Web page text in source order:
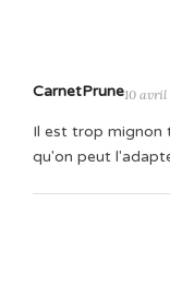
CarnetPrune10 avril
Il est trop mignon
qu'on peut